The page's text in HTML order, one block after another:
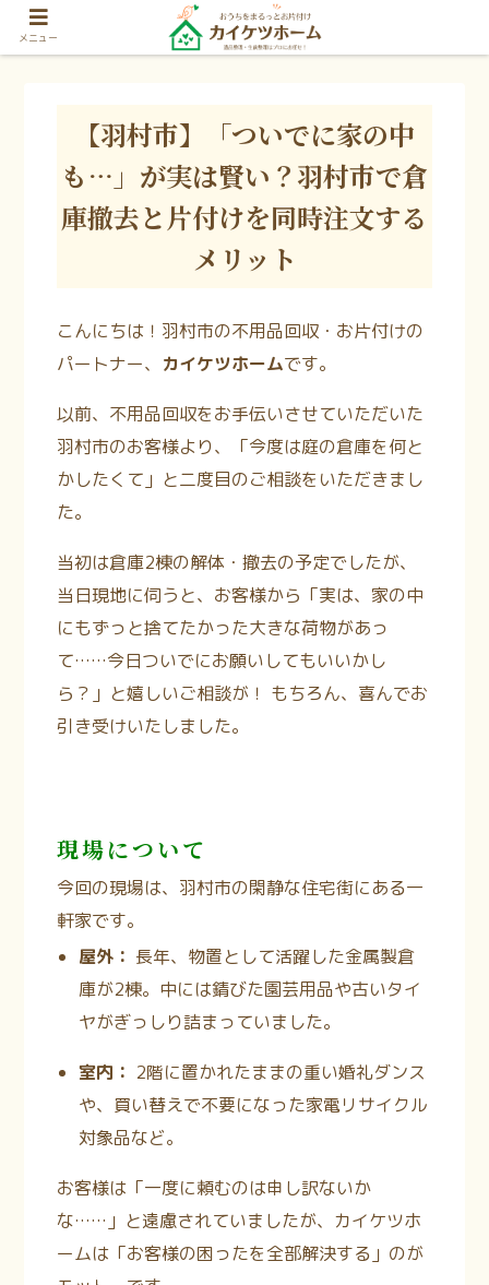
【羽村市】「ついでに家の中
も…」が実は賢い？羽村市で倉
庫撤去と片付けを同時注文する
メリット
こんにちは！羽村市の不用品回収・お片付けの
パートナー、 カイケツホームです。
以前、不用品回収をお手伝いさせていただいた
羽村市のお客様より、「今度は庭の倉庫を何と
かしたくて」と二度目のご相談をいただきまし
た。
当初は倉庫2棟の解体・撤去の予定でしたが、
当日現地に伺うと、お客様から「実は、家の中
にもずっと捨てたかった大きな荷物があっ
て……今日ついでにお願いしてもいいかし
ら？」と嬉しいご相談が！ もちろん、喜んでお
引き受けいたしました。
現場について
今回の現場は、羽村市の閑静な住宅街にある一
軒家です。
屋外： 長年、物置として活躍した金属製倉
庫が2棟。中には錆びた園芸用品や古いタイ
ヤがぎっしり詰まっていました。
室内： 2階に置かれたままの重い婚礼ダンス
や、買い替えで不要になった家電リサイクル
対象品など。
お客様は「一度に頼むのは申し訳ないか
な……」と遠慮されていましたが、カイケツホ
ームは「お客様の困ったを全部解決する」のが
メニュー